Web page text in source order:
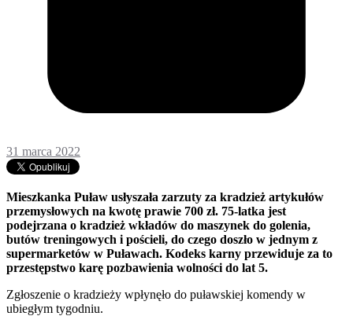
31 marca 2022
Mieszkanka Puław usłyszała zarzuty za kradzież artykułów
przemysłowych na kwotę prawie 700 zł. 75-latka jest
podejrzana o kradzież wkładów do maszynek do golenia,
butów treningowych i pościeli, do czego doszło w jednym z
supermarketów w Puławach. Kodeks karny przewiduje za to
przestępstwo karę pozbawienia wolności do lat 5.
Zgłoszenie o kradzieży wpłynęło do puławskiej komendy w
ubiegłym tygodniu.